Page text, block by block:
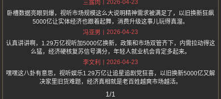
三露肉
2026-04-23
卧槽数据亮眼到爆，视听市场规模这么大说明精神需求被满足了，以旧换新狂飙
5000亿让实体经济也跟着起舞，消费升级这事儿玩得真溜。
冯亚男
2026-04-23
认真讲讲啊，1.29万亿视听加5000亿换新，政策和市场双管齐下，内需拉动得这
么猛，经济硬核复苏信号满分，年轻人就业机会肯定多起来。
李文利
2026-04-23
嘿嘿这八卦有意思，视听娱乐1.29万亿让追星追剧党狂喜，以旧换新5000亿又解
决家里旧货难题，经济真相就是老百姓越爽市场越活。
1/1